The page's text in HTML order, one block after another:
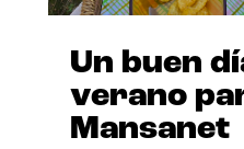
Un buen
verano
Mansanet